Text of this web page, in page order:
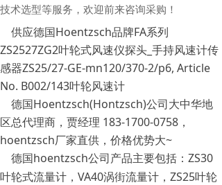
技术选型等服务，欢迎前来咨询采购！
供应德国Hoentzsch品牌FA系列
ZS2527ZG2叶轮式风速仪探头_手持风速计传
感器ZS25/27-GE-mn120/370-2/p6, Article
No. B002/143叶轮风速计
德国Hoentzsch(Hontzsch)公司大中华地
区总代理商，贾经理 183-1700-0758，
hoentzsch厂家直供，价格优势大~
德国hoentzsch公司产品主要包括：ZS30
叶轮式流量计，VA40涡街流量计，ZS25叶轮